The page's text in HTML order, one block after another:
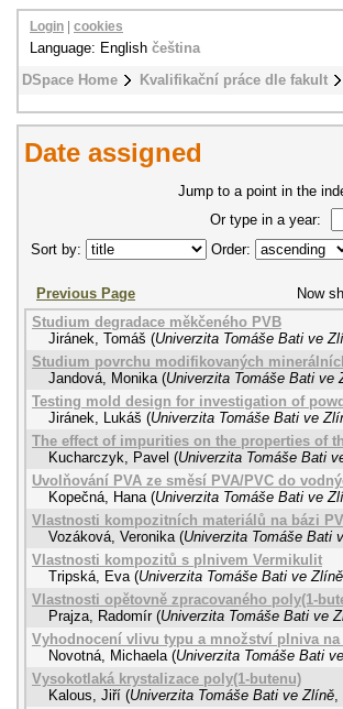
DSpace Home Kvalifikační práce dle fakult
Login cookies
Language: English čeština
Date assigned
Jump to a point in the
Or type in a year:
Sort by:
Order:
Previous Page
Now
Studium degradace měkčeného PVB
Jiránek, Tomáš (Univerzita Tomáše Bati ve
Studium povrchu modifikovaných
Jandová, Monika (Univerzita Tomáše Bati ve
Testing mold design for investigation of
Jiránek, Lukáš (Univerzita Tomáše Bati ve
The effect of impurities on the properties of
Kucharczyk, Pavel (Univerzita Tomáše Bati
Uvolňování PVA ze směsí PVA/PVC do
Kopečná, Hana (Univerzita Tomáše Bati ve
Vlastnosti kompozitních materiálů na bázi
Vozáková, Veronika (Univerzita Tomáše Bati
Vlastnosti kompozitů s plnivem Vermikulit
Tripská, Eva (Univerzita Tomáše Bati ve Zlíně
Vlastnosti opětovně zpracovaného poly(1-
Prajza, Radomír (Univerzita Tomáše Bati ve
Vyhodnocení vlivu typu a množství plniva
Novotná, Michaela (Univerzita Tomáše Bati
Vysokotlaká krystalizace poly(1-butenu)
Kalous, Jiří (Univerzita Tomáše Bati ve Zlíně,